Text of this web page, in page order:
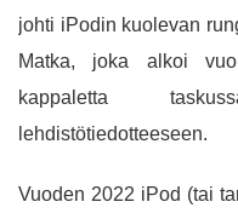
johti iPodin kuolevan
Matka, joka alkoi
kappaletta
lehdistötiedotteeseen.
Vuoden 2022 iPod (tai